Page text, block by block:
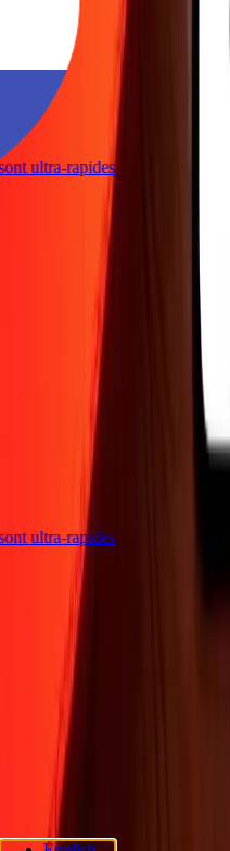
ultra-rapides
ultra-rapides
Entreprise
À proposBlog Devenir
Transfert d'argent
Politique de confidentialité
Avis
générales
d'accessibilité
Rapide ChèquePolitique de